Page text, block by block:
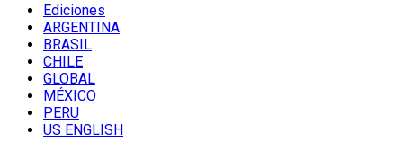
Ediciones
ARGENTINA
BRASIL
CHILE
GLOBAL
MÉXICO
PERU
US ENGLISH